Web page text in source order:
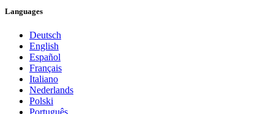
Languages
Deutsch
English
Español
Français
Italiano
Nederlands
Polski